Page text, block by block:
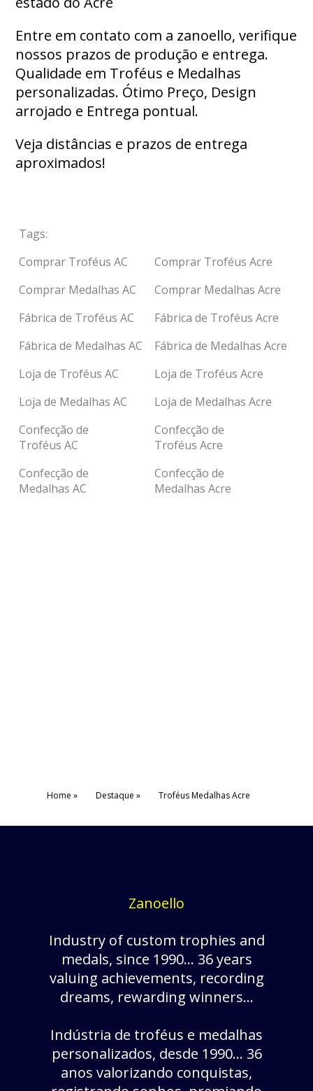
Entre em contato com a zanoello, verifique
nossos prazos de produção e entrega.
Qualidade em Troféus e Medalhas
personalizadas. Ótimo Preço, Design
arrojado e Entrega pontual.
Veja distâncias e prazos de entrega
aproximados!
Tags:
Comprar Troféus AC
Comprar Troféus Acre
Comprar Medalhas AC
Comprar Medalhas Acre
Fábrica de Troféus AC
Fábrica de Troféus Acre
Fábrica de Medalhas AC
Fábrica de Medalhas Acre
Loja de Troféus AC
Loja de Troféus Acre
Loja de Medalhas AC
Loja de Medalhas Acre
Confecção de
Troféus AC
Confecção de
Troféus Acre
Confecção de
Medalhas AC
Confecção de
Medalhas Acre
Home Destaque Troféus Medalhas Acre
Zanoello
Industry of custom trophies and
medals, since 1990... 36 years
valuing achievements, recording
dreams, rewarding winners...
Indústria de troféus e medalhas
personalizados, desde 1990... 36
anos valorizando conquistas,